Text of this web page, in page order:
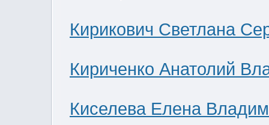
Кирикович Светлана
Кириченко Анатолий
Киселева Елена